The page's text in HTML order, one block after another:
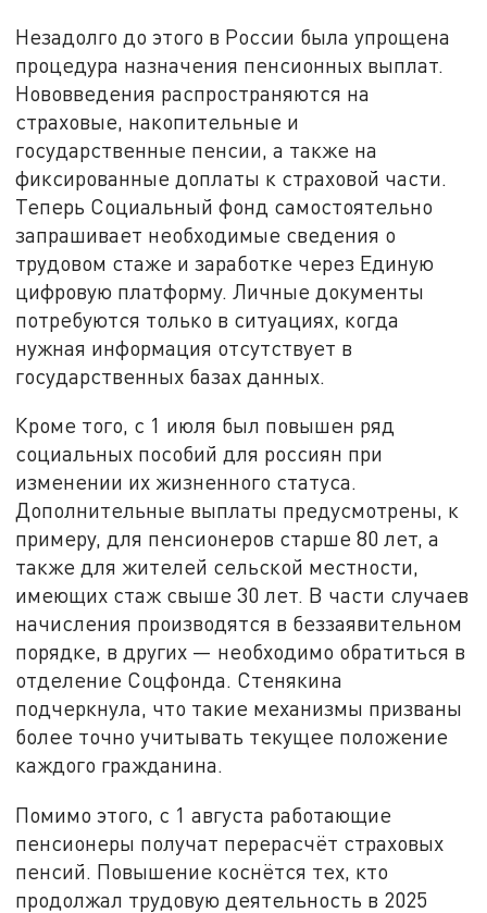
Незадолго до этого в России была упрощена
процедура назначения пенсионных выплат.
Нововведения распространяются на
страховые, накопительные и
государственные пенсии, а также на
фиксированные доплаты к страховой части.
Теперь Социальный фонд самостоятельно
запрашивает необходимые сведения о
трудовом стаже и заработке через Единую
цифровую платформу. Личные документы
потребуются только в ситуациях, когда
нужная информация отсутствует в
государственных базах данных.
Кроме того, с 1 июля был повышен ряд
социальных пособий для россиян при
изменении их жизненного статуса.
Дополнительные выплаты предусмотрены, к
примеру, для пенсионеров старше 80 лет, а
также для жителей сельской местности,
имеющих стаж свыше 30 лет. В части случаев
начисления производятся в беззаявительном
порядке, в других — необходимо обратиться в
отделение Соцфонда. Стенякина
подчеркнула, что такие механизмы призваны
более точно учитывать текущее положение
каждого гражданина.
Помимо этого, с 1 августа работающие
пенсионеры получат перерасчёт страховых
пенсий. Повышение коснётся тех, кто
продолжал трудовую деятельность в 2025